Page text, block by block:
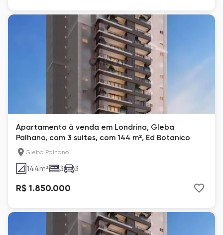
Apartamento à venda em Londrina, Gleba
Palhano, com 3 suítes, com 144 m², Ed Botanico
Gleba Palhano
144m² 3 3
R$ 1.850.000